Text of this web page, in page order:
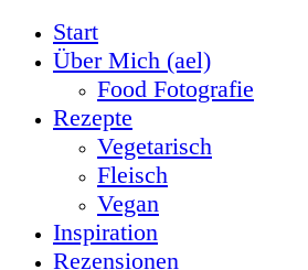
Start
Über Mich (ael)
Food Fotografie
Rezepte
Vegetarisch
Fleisch
Vegan
Inspiration
Rezensionen